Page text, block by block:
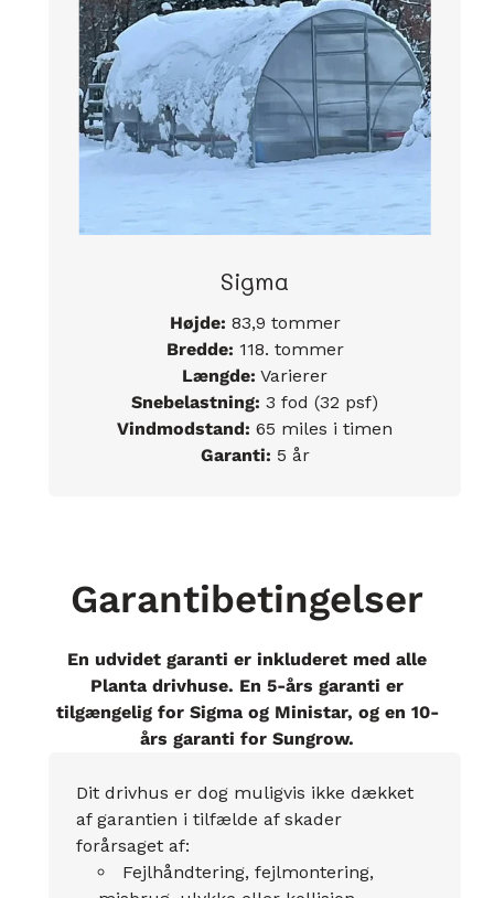
Sigma
Højde: 83,9 tommer
Bredde: 118. tommer
Længde: Varierer
Snebelastning: 3 fod (32 psf)
Vindmodstand: 65 miles i timen
Garanti: 5 år
Garantibetingelser
En udvidet garanti er inkluderet med alle
Planta drivhuse. En 5-års garanti er
tilgængelig for Sigma og Ministar, og en 10-
års garanti for Sungrow.
Dit drivhus er dog muligvis ikke dækket
af garantien i tilfælde af skader
forårsaget af:
Fejlhåndtering, fejlmontering,